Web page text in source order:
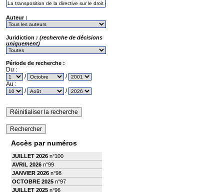
Auteur :
Juridiction : (recherche de décisions
uniquement)
Période de recherche :
Du :
/
/
Au :
/
/
Accès par numéros
JUILLET 2026 n°100
AVRIL 2026 n°99
JANVIER 2026 n°98
OCTOBRE 2025 n°97
JUILLET 2025 n°96